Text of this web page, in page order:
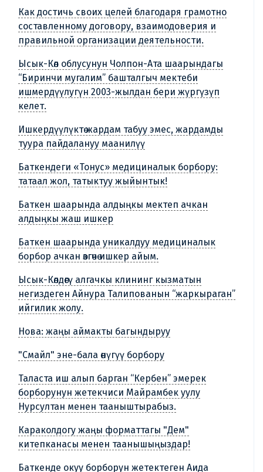
Как достичь своих целей благодаря грамотно
составленному договору, взаимодоверия и
правильной организации деятельности.
Ысык-Көл облусунун Чолпон-Ата шаарындагы
“Биринчи мугалим” башталгыч мектеби
ишмердүүлугүн 2003-жылдан бери жүргүзүп
келет.
Ишкердүүлүктө жардам табуу эмес, жардамды
туура пайдалануу маанилүү
Баткендеги «Тонус» медициналык борбору:
татаал жол, татыктуу жыйынтык!
Баткен шаарында алдыңкы мектеп ачкан
алдыңкы жаш ишкер
Баткен шаарында уникалдуу медициналык
борбор ачкан өзгөчө ишкер айым.
Ысык-Көлдөгү алгачкы клининг кызматын
негиздеген Айнура Талипованын “жаркыраган”
ийгилик жолу.
Нова: жаңы аймакты багындыруу
"Смайл" эне-бала өнүгүү борбору
Таласта иш алып барган “Кербен” эмерек
борборунун жетекчиси Майрамбек уулу
Нурсултан менен тааныштырабыз.
Караколдогу жаңы форматтагы "Дем"
китепканасы менен таанышыңыздар!
Баткенде окуу борборун жетектеген Аида